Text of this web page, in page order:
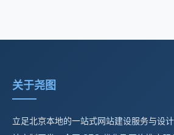
关于尧图
立足北京本地的一站式网站建设服务与设